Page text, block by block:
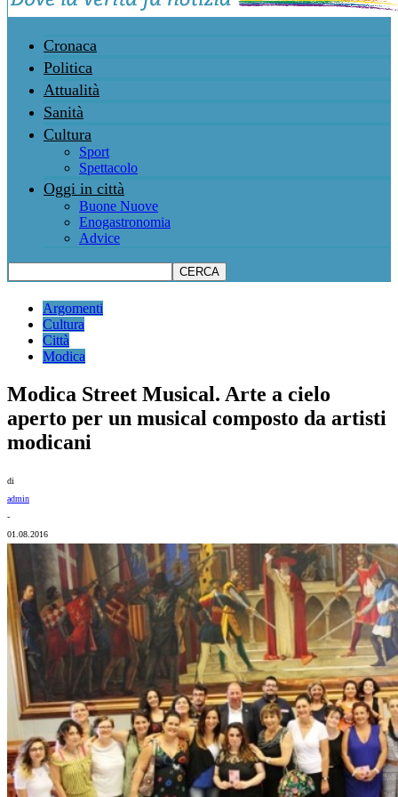
Cronaca
Politica
Attualità
Sanità
Cultura
Sport
Spettacolo
Oggi in città
Buone Nuove
Enogastronomia
Advice
Argomenti
Cultura
Città
Modica
Modica Street Musical. Arte a cielo
aperto per un musical composto da artisti
modicani
di
admin
-
01.08.2016